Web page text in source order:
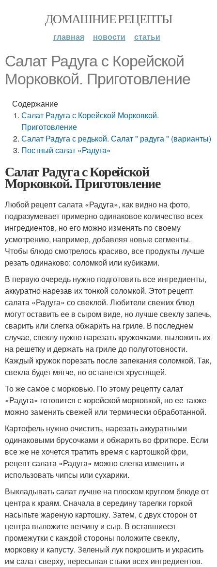
ДОМАШНИЕ РЕЦЕПТЫ
главная новости статьи
Салат Радуга с Корейской
Морковкой. Приготовление
Содержание
Салат Радуга с Корейской Морковкой.
Приготовление
Салат Радуга с редькой. Салат " радуга " (варианты)
Постный салат «Радуга»
Салат Радуга с Корейской
Морковкой. Приготовление
Любой рецепт салата «Радуга», как видно на фото,
подразумевает примерно одинаковое количество всех
ингредиентов, но его можно изменять по своему
усмотрению, например, добавляя новые сегменты.
Чтобы блюдо смотрелось красиво, все продукты лучше
резать одинаково: соломкой или кубиками.
В первую очередь нужно подготовить все ингредиенты,
аккуратно нарезав их тонкой соломкой. Этот рецепт
салата «Радуга» со свеклой. Любители свежих блюд
могут оставить ее в сыром виде, но лучше свеклу запечь,
сварить или слегка обжарить на гриле. В последнем
случае, свеклу нужно нарезать кружочками, выложить их
на решетку и держать на гриле до полуготовности.
Каждый кружок порезать после запекания соломкой. Так,
свекла будет мягче, но останется хрустящей.
То же самое с морковью. По этому рецепту салат
«Радуга» готовится с корейской морковкой, но ее также
можно заменить свежей или термически обработанной.
Картофель нужно очистить, нарезать аккуратными
одинаковыми брусочками и обжарить во фритюре. Если
все же не хочется тратить время с картошкой фри,
рецепт салата «Радуга» можно слегка изменить и
использовать чипсы или сухарики.
Выкладывать салат лучше на плоском круглом блюде от
центра к краям. Сначала в середину тарелки горкой
насыпьте жареную картошку. Затем, с двух сторон от
центра выложите ветчину и сыр. В оставшиеся
промежутки с каждой стороны положите свеклу,
морковку и капусту. Зеленый лук покрошить и украсить
им салат сверху, пересыпая стыки всех ингредиентов.